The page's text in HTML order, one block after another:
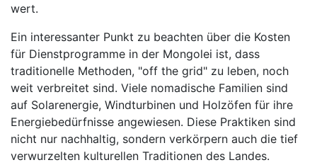
wert.
Ein interessanter Punkt zu beachten über die Kosten
für Dienstprogramme in der Mongolei ist, dass
traditionelle Methoden, "off the grid" zu leben, noch
weit verbreitet sind. Viele nomadische Familien sind
auf Solarenergie, Windturbinen und Holzöfen für ihre
Energiebedürfnisse angewiesen. Diese Praktiken sind
nicht nur nachhaltig, sondern verkörpern auch die tief
verwurzelten kulturellen Traditionen des Landes.